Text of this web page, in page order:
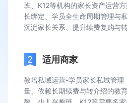
班、K12等机构的家长资产运营
长绑定、学员全生命周期管理与
沉淀家长关系、提升续费复购与转
适用商家
教培私域运营-学员家长私域管理
量、依赖长期续费与转介绍的教